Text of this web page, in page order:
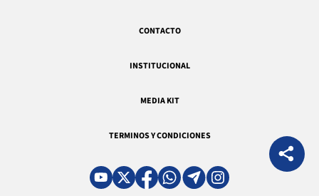
CONTACTO
INSTITUCIONAL
MEDIA KIT
TERMINOS Y CONDICIONES